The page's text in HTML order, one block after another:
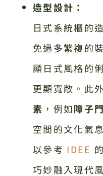
造型設計：
日式系統櫃的
免過多繁複的
顯日式風格的
更顯寬敞。此
素 ，例如障子
空間的文化氣
以參考 IDEE
巧妙融入現代